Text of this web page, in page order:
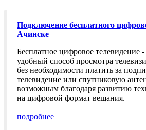
Подключение бесплатного
Ачинске
Бесплатное цифровое телевидение
удобный способ просмотра
без необходимости платить за
телевидение или спутниковую
возможным благодаря развитию
на цифровой формат вещания.
подробнее